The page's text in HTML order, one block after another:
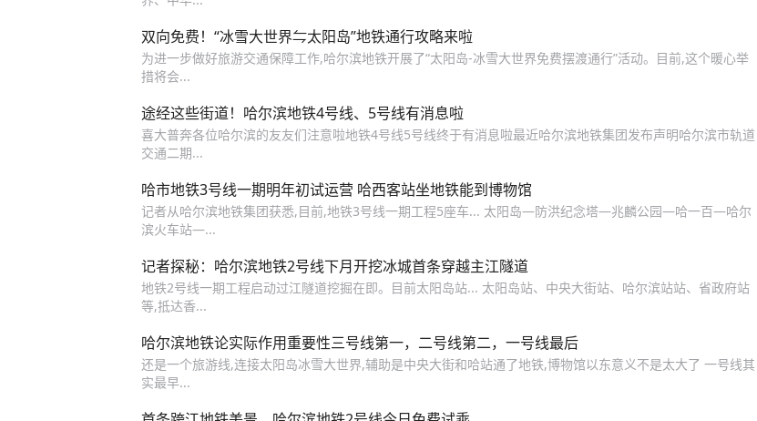
双向免费！“冰雪大世界⇋太阳岛”地铁通行攻略来啦
为进一步做好旅游交通保障工作,哈尔滨地铁开展了“太阳岛-冰雪大世界免费摆渡通行”活动。目前,这个暖心举
措将会...
途经这些街道！哈尔滨地铁4号线、5号线有消息啦
喜大普奔各位哈尔滨的友友们注意啦地铁4号线5号线终于有消息啦最近哈尔滨地铁集团发布声明哈尔滨市轨道
交通二期...
哈市地铁3号线一期明年初试运营 哈西客站坐地铁能到博物馆
记者从哈尔滨地铁集团获悉,目前,地铁3号线一期工程5座车... 太阳岛—防洪纪念塔—兆麟公园—哈一百—哈尔
滨火车站—...
记者探秘：哈尔滨地铁2号线下月开挖冰城首条穿越主江隧道
地铁2号线一期工程启动过江隧道挖掘在即。目前太阳岛站... 太阳岛站、中央大街站、哈尔滨站站、省政府站
等,抵达香...
哈尔滨地铁论实际作用重要性三号线第一，二号线第二，一号线最后
还是一个旅游线,连接太阳岛冰雪大世界,辅助是中央大街和哈站通了地铁,博物馆以东意义不是太大了 一号线其
实最早...